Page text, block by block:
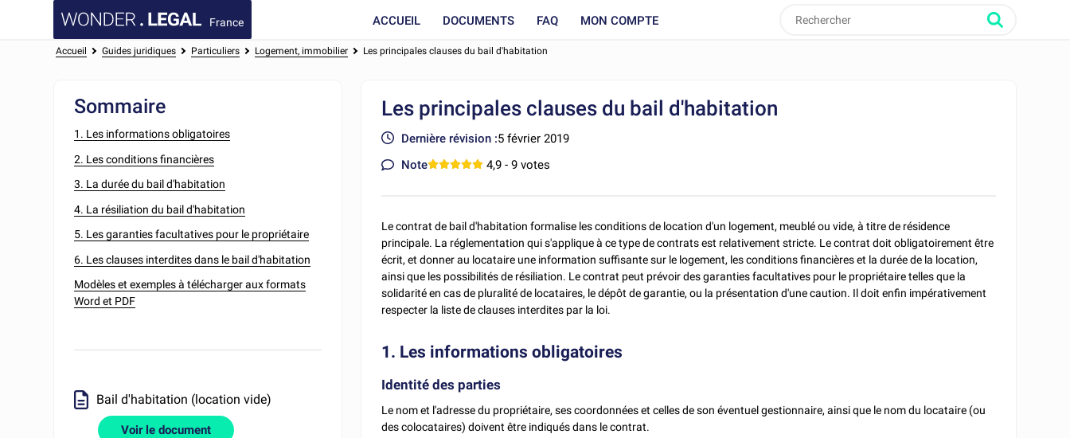
France ACCUEIL DOCUMENTS FAQ MON COMPTE
Accueil Guides juridiques Particuliers Logement, immobilier Les principales clauses du bail d'habitation
Sommaire
1. Les informations obligatoires
2. Les conditions financières
3. La durée du bail d'habitation
4. La résiliation du bail d'habitation
5. Les garanties facultatives pour le propriétaire
6. Les clauses interdites dans le bail d'habitation
Modèles et exemples à télécharger aux formats
Word et PDF
Bail d'habitation (location vide)
Voir le document
Les principales clauses du bail d'habitation
Dernière révision :5 février 2019
Note
4,9 - 9 votes
Le contrat de bail d'habitation formalise les conditions de location d'un logement, meublé ou vide, à titre de résidence
principale. La réglementation qui s'applique à ce type de contrats est relativement stricte. Le contrat doit obligatoirement être
écrit, et donner au locataire une information suffisante sur le logement, les conditions financières et la durée de la location,
ainsi que les possibilités de résiliation. Le contrat peut prévoir des garanties facultatives pour le propriétaire telles que la
solidarité en cas de pluralité de locataires, le dépôt de garantie, ou la présentation d'une caution. Il doit enfin impérativement
respecter la liste de clauses interdites par la loi.
1. Les informations obligatoires
Identité des parties
Le nom et l'adresse du propriétaire, ses coordonnées et celles de son éventuel gestionnaire, ainsi que le nom du locataire (ou
des colocataires) doivent être indiqués dans le contrat.